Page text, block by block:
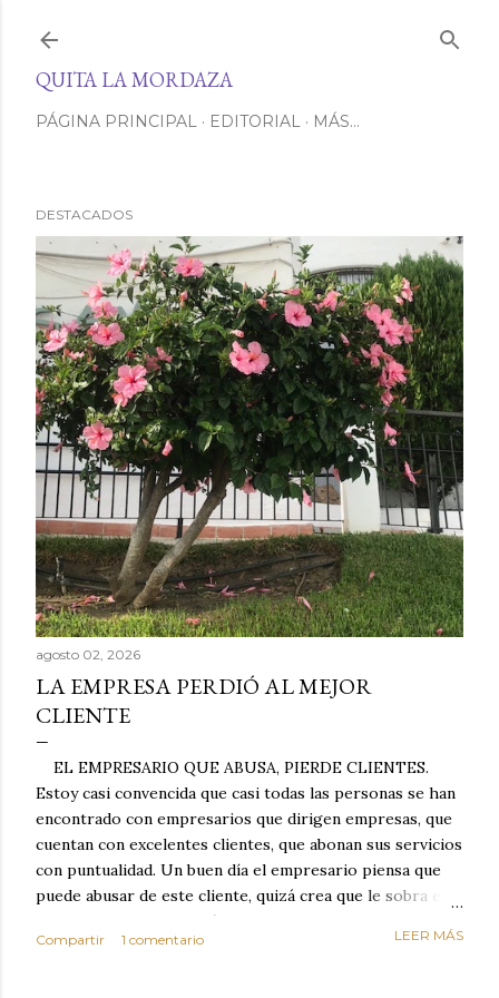
QUITA LA MORDAZA
PÁGINA PRINCIPAL EDITORIAL MÁS…
DESTACADOS
agosto 02, 2026
LA EMPRESA PERDIÓ AL MEJOR
CLIENTE
EL EMPRESARIO QUE ABUSA, PIERDE CLIENTES.
Estoy casi convencida que casi todas las personas se han
encontrado con empresarios que dirigen empresas, que
cuentan con excelentes clientes, que abonan sus servicios
con puntualidad. Un buen día el empresario piensa que
puede abusar de este cliente, quizá crea que le sobra el
dinero porque la mayoría de los otros pagan mal y
tarde y en ocasiones ni abonan los servicios. Cuando una
Compartir 1 comentario LEER MÁS